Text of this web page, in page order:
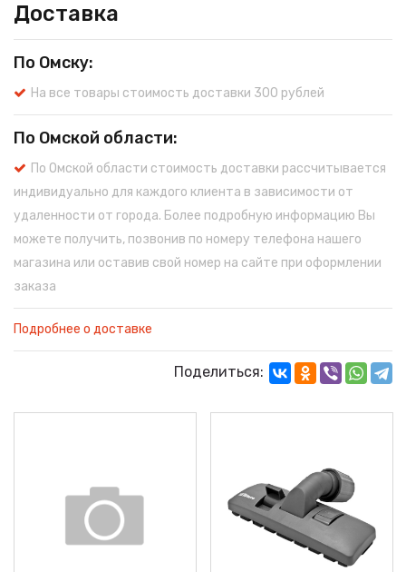
Доставка
По Омску:
На все товары стоимость доставки 300 рублей
По Омской области:
По Омской области стоимость доставки рассчитывается
индивидуально для каждого клиента в зависимости от
удаленности от города. Более подробную информацию Вы
можете получить, позвонив по номеру телефона нашего
магазина или оставив свой номер на сайте при оформлении
заказа
Подробнее о доставке
Поделиться: